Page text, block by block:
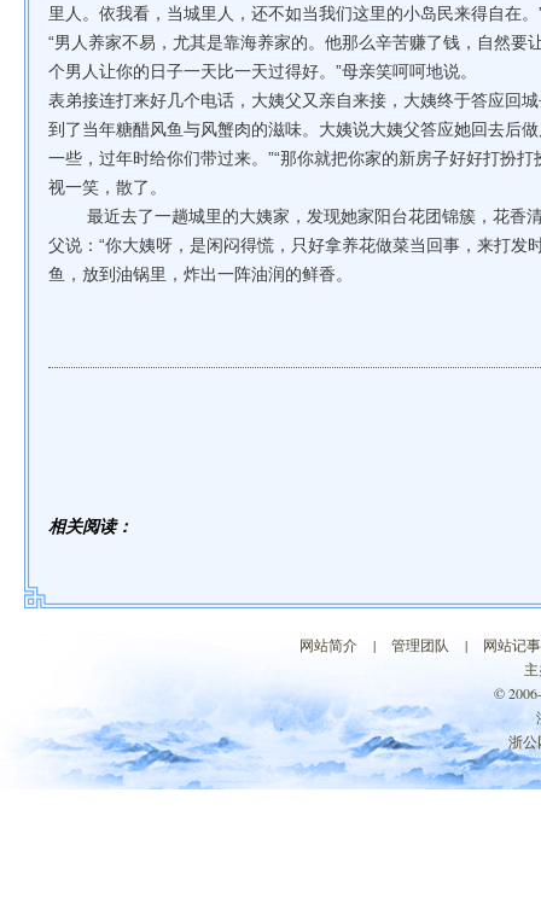
里人。依我看，当城里人，还不如当我们这里的小岛民来得自在。
“男人养家不易，尤其是靠海养家的。他那么辛苦赚了钱，自然要
个男人让你的日子一天比一天过得好。”母亲笑呵呵地说。
表弟接连打来好几个电话，大姨父又亲自来接，大姨终于答应回
到了当年糖醋风鱼与风蟹肉的滋味。大姨说大姨父答应她回去后
一些，过年时给你们带过来。”“那你就把你家的新房子好好打扮
视一笑，散了。
最近去了一趟城里的大姨家，发现她家阳台花团锦簇，花香
父说：“你大姨呀，是闲闷得慌，只好拿养花做菜当回事，来打发
鱼，放到油锅里，炸出一阵油润的鲜香。
相关阅读：
网站简介 | 管理团队 |
网站记事
©
浙公